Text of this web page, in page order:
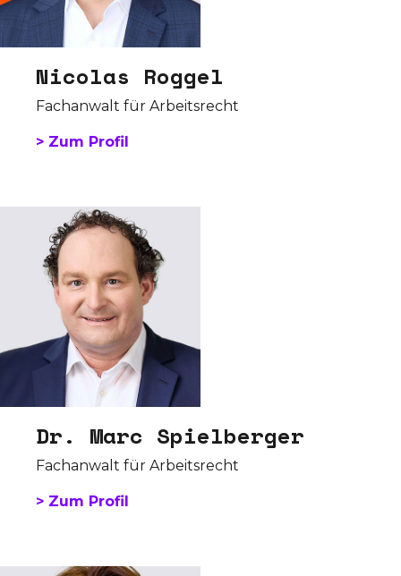
Nicolas Roggel
Fachanwalt für Arbeitsrecht
> Zum Profil
Dr. Marc Spielberger
Fachanwalt für Arbeitsrecht
> Zum Profil